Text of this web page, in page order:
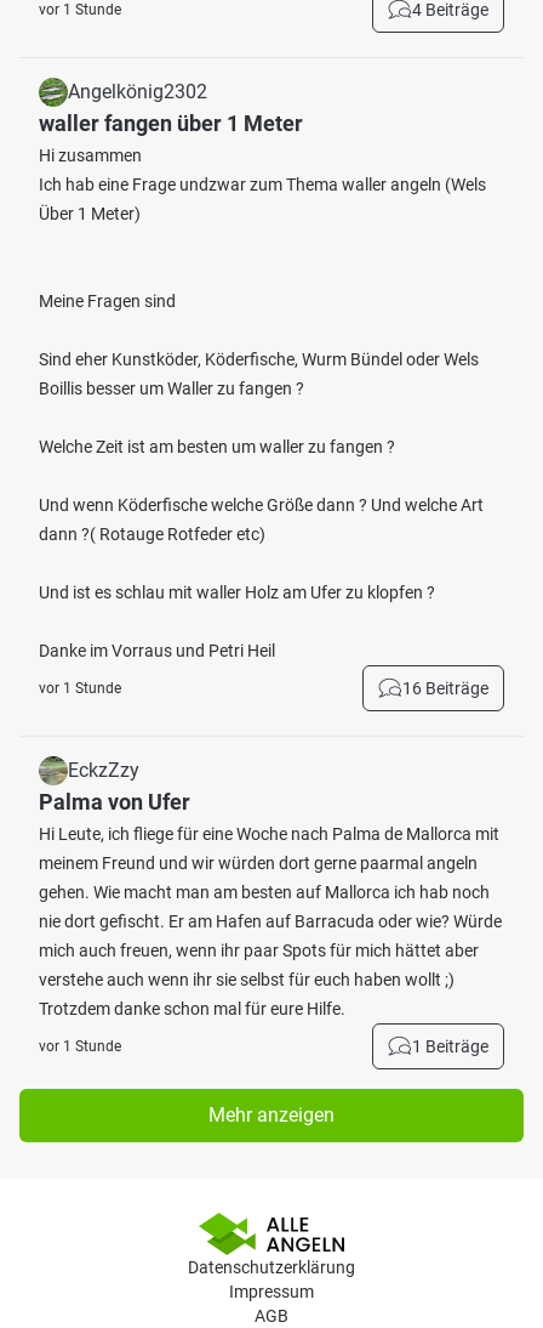
vor 1 Stunde 4 Beiträge
Angelkönig2302
waller fangen über 1 Meter
Hi zusammen
Ich hab eine Frage undzwar zum Thema waller angeln (Wels
Über 1 Meter)
Meine Fragen sind
Sind eher Kunstköder, Köderfische, Wurm Bündel oder Wels
Boillis besser um Waller zu fangen ?
Welche Zeit ist am besten um waller zu fangen ?
Und wenn Köderfische welche Größe dann ? Und welche Art
dann ?( Rotauge Rotfeder etc)
Und ist es schlau mit waller Holz am Ufer zu klopfen ?
Danke im Vorraus und Petri Heil
vor 1 Stunde 16 Beiträge
EckzZzy
Palma von Ufer
Hi Leute, ich fliege für eine Woche nach Palma de Mallorca mit
meinem Freund und wir würden dort gerne paarmal angeln
gehen. Wie macht man am besten auf Mallorca ich hab noch
nie dort gefischt. Er am Hafen auf Barracuda oder wie? Würde
mich auch freuen, wenn ihr paar Spots für mich hättet aber
verstehe auch wenn ihr sie selbst für euch haben wollt ;)
Trotzdem danke schon mal für eure Hilfe.
vor 1 Stunde 1 Beiträge
Mehr anzeigen
Datenschutzerklärung
Impressum
AGB